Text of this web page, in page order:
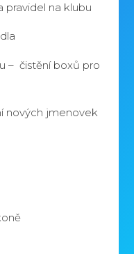
pravidel na klubu
– čistěníboxů pro
nových jmenovek